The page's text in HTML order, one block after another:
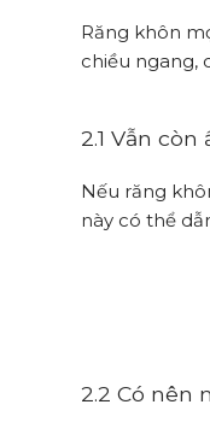
Răng khôn
chiều ngang,
2.1 Vẫn
Nếu răng
này có thể
2.2 Có nên